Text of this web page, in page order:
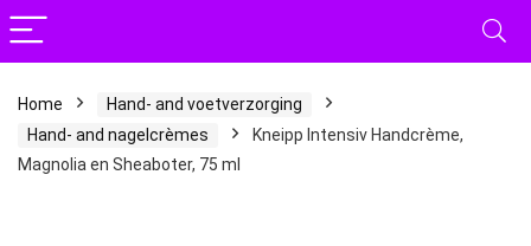
Home
Hand- and voetverzorging
Hand- and nagelcrèmes
Kneipp Intensiv Handcrème,
Magnolia en Sheaboter, 75 ml